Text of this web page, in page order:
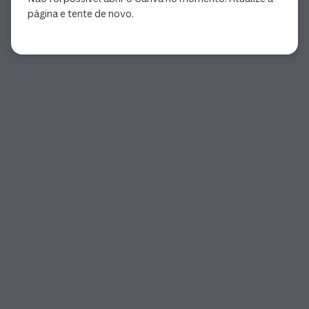
página e tente de novo.